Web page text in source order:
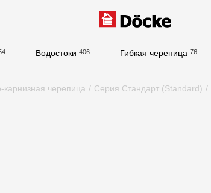
Водостоки 406 Гибкая черепица 76
карнизная черепица / Серия Стандарт (Standard) /